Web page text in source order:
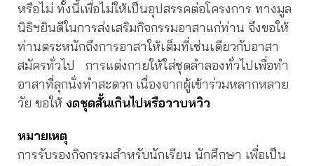
หรือไม่ ทั้งนี้เพื่อไม่ให้เป็นอุปสรรคต่อโครงการ ทางมูล
นิธิฯยินดีในการส่งเสริมกิจกรรมอาสาแก่ท่าน จึงขอให้
ท่านตระหนักถึงการอาสาให้เต็มที่เช่นเดียวกับอาสา
สมัครทั่วไป การแต่งกายให้ใส่ชุดลำลองทั่วไปเพื่อทำ
อาสาที่ลุกนั่งทำสะดวก เนื่องจากผู้เข้าร่วมหลากหลาย
วัย ขอให้ งดชุดสั้นเกินไปหรือวาบหวิว
หมายเหตุ
การรับรองกิจกรรมสำหรับนักเรียน นักศึกษา เพื่อเป็น